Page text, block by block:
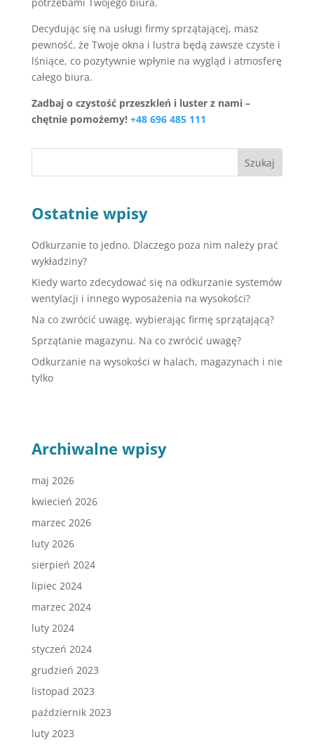
Decydując się na usługi firmy sprzątającej, masz
pewność, że Twoje okna i lustra będą zawsze czyste i
lśniące, co pozytywnie wpłynie na wygląd i atmosferę
całego biura.
Zadbaj o czystość przeszkleń i luster z nami –
chętnie pomożemy! +48 696 485 111
Szukaj
Ostatnie wpisy
Odkurzanie to jedno. Dlaczego poza nim należy prać
wykładziny?
Kiedy warto zdecydować się na odkurzanie systemów
wentylacji i innego wyposażenia na wysokości?
Na co zwrócić uwagę, wybierając firmę sprzątającą?
Sprzątanie magazynu. Na co zwrócić uwagę?
Odkurzanie na wysokości w halach, magazynach i nie
tylko
Archiwalne wpisy
maj 2026
kwiecień 2026
marzec 2026
luty 2026
sierpień 2024
lipiec 2024
marzec 2024
luty 2024
styczeń 2024
grudzień 2023
listopad 2023
październik 2023
luty 2023